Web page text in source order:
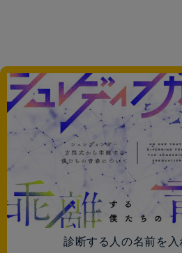
診断する人の名前を